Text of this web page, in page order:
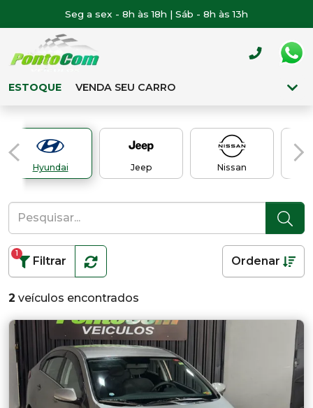
Seg a sex - 8h às 18h | Sáb - 8h às 13h
ESTOQUE VENDA SEU CARRO
Hyundai Jeep Nissan
Filtrar
1
Ordenar
2 veículos encontrados